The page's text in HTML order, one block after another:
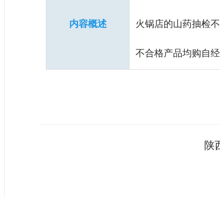
内容概述 火锅店的山药抽检
不合格产品均购自
陕